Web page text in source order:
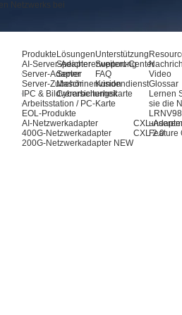
Produkte
AI-Server-Adapter
Server-Adapter
Server-Zubehör
IPC & Bildverarbeitungskarte
Arbeitsstation / PC-Karte
EOL-Produkte
AI-Netzwerkadapter
400G-Netzwerkadapter
200G-Netzwerkadapter NEW
CXL-
CXL 2.0
Lösungen
Speichererweiterung
Server
Maschinenvision
Cybersicherheit
Unterstützung
Support-Center
FAQ
Kundendienst
Video
Glossar
Lernen
sie die
Feature
Netzwerks bei